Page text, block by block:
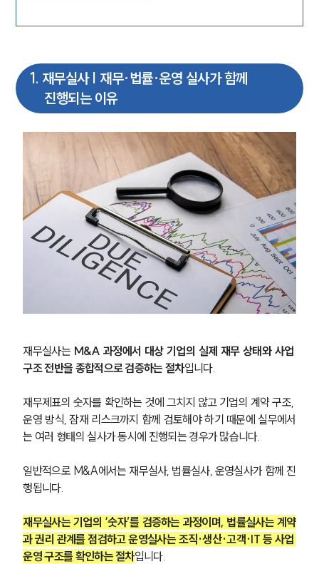
1. 재무실사 | 재무·법률·운영 실사가 함께
진행되는 이유
재무실사는 M&A 과정에서 대상 기업의 실제 재무 상태와 사업
구조 전반을 종합적으로 검증하는 절차입니다.
재무제표의 숫자를 확인하는 것에 그치지 않고 기업의 계약 구조,
운영 방식, 잠재 리스크까지 함께 검토해야 하기 때문에 실무에서
는 여러 형태의 실사가 동시에 진행되는 경우가 많습니다.
일반적으로 M&A에서는 재무실사, 법률실사, 운영실사가 함께 진
행됩니다.
재무실사는 기업의 ‘숫자’를 검증하는 과정이며, 법률실사는 계약
과 권리 관계를 점검하고 운영실사는 조직·생산·고객·IT 등 사업
운영 구조를 확인하는 절차입니다.